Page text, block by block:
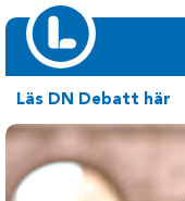
Läs DN Debatt här